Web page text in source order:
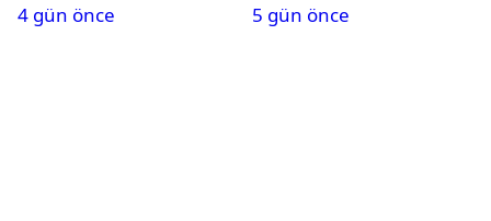
4 gün önce
görüntülendi
5 gün önce